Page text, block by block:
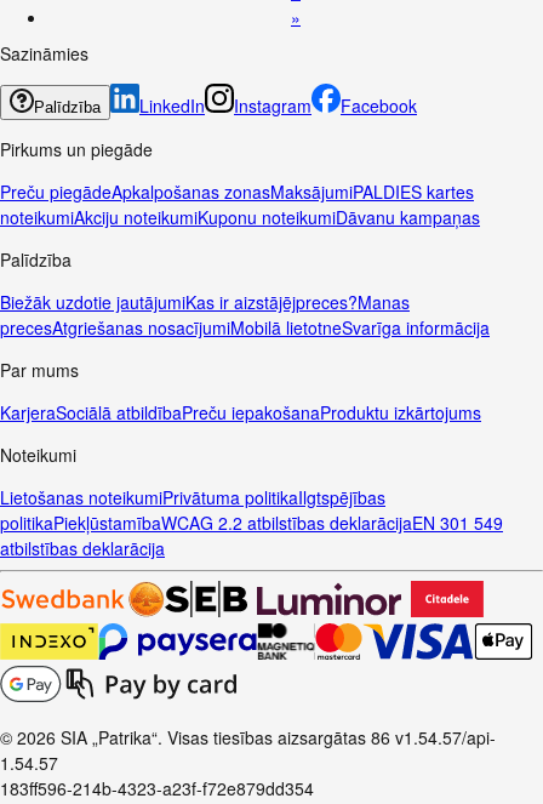
»
Sazināmies
Palīdzība LinkedIn Instagram
Facebook
Pirkums un piegāde
Preču piegādeApkalpošanas zonasMaksājumiPALDIES kartes
noteikumiAkciju noteikumiKuponu noteikumiDāvanu kampaņas
Palīdzība
Biežāk uzdotie jautājumiKas ir aizstājējpreces?Manas
precesAtgriešanas nosacījumiMobilā lietotneSvarīga informācija
Par mums
KarjeraSociālā atbildībaPreču iepakošanaProduktu izkārtojums
Noteikumi
Lietošanas noteikumiPrivātuma politikaIlgtspējības
politikaPiekļūstamībaWCAG 2.2 atbilstības deklarācijaEN 301 549
atbilstības deklarācija
© 2026 SIA „Patrika“. Visas tiesības aizsargātas 86 v1.54.57/api-
1.54.57
183ff596-214b-4323-a23f-f72e879dd354